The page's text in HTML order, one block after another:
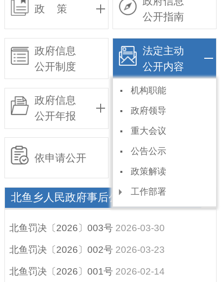
政 策
公开指南
政府信息
公开制度
法定主动
公开内容
机构职能
政府领导
重大会议
公告公示
政策解读
工作部署
单
政府信息
公开年报
公开事项目录
依申请公开
北鱼乡人民政府事后公开（行政处罚）
北鱼罚决〔2026〕003号 2026-03-30
北鱼罚决〔2026〕002号 2026-03-23
北鱼罚决〔2026〕001号 2026-02-14